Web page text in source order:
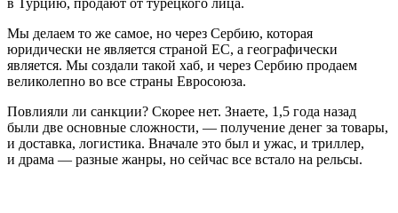
в Турцию, продают от турецкого лица.
Мы делаем то же самое, но через Сербию, которая
юридически не является страной ЕС, а географически
является. Мы создали такой хаб, и через Сербию продаем
великолепно во все страны Евросоюза.
Повлияли ли санкции? Скорее нет. Знаете, 1,5 года назад
были две основные сложности, — получение денег за товары,
и доставка, логистика. Вначале это был и ужас, и триллер,
и драма — разные жанры, но сейчас все встало на рельсы.